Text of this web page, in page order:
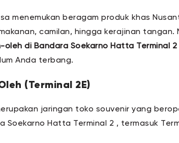
menemukan beragam produk khas
camilan, hingga kerajinan tangan.
oleh di Bandara Soekarno Hatta Terminal 2
Anda terbang.
(Terminal 2E)
jaringan toko souvenir yang
Soekarno Hatta Terminal 2 , termasuk